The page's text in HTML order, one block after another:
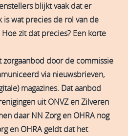
blijkt vaak dat er
wat precies de rol van de
zit dat precies? Een korte
zorgaanbod door de commissie
via nieuwsbrieven,
magazines. Dat aanbod
uit ONVZ en Zilveren
daar NN Zorg en OHRA nog
en OHRA geldt dat het